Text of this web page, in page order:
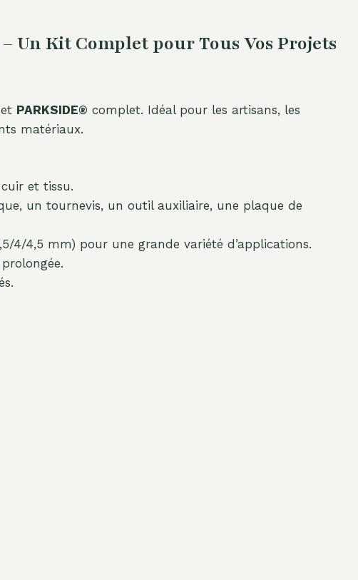
Un Kit Complet pour Tous Vos Projets
PARKSIDE® complet. Idéal pour les artisans, les
matériaux.
et tissu.
un tournevis, un outil auxiliaire, une plaque de
4,5 mm) pour une grande variété d’applications.